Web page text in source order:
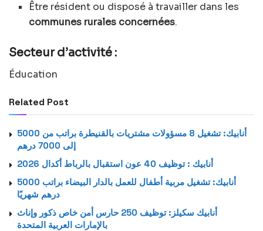
Être résident ou disposé à travailler dans les
communes rurales concernées.
Secteur d’activité :
Éducation
Related Post
أنابيك: تشغيل 8 مسؤولات مشتريات بالقنيطرة براتب من 5000
إلى 7000 درهم
أنابيك : توظيف 40 عون استقبال بالرباط أكدال 2026
أنابيك: تشغيل مربية أطفال للعمل بالدار البيضاء براتب 5000
درهم شهريًا
أنابيك سكيلز: توظيف 250 حارس أمن خاص ذكور وإناث
بالإمارات العربية المتحدة